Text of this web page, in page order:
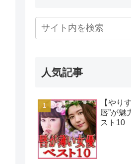
人気記事
【やり
唇”が魅
スト10